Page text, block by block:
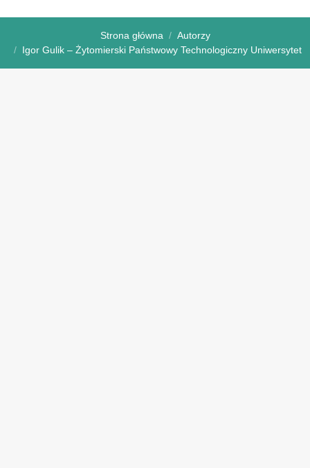
Strona główna
Autorzy
Igor Gulik – Żytomierski Państwowy Technologiczny Uniwersytet